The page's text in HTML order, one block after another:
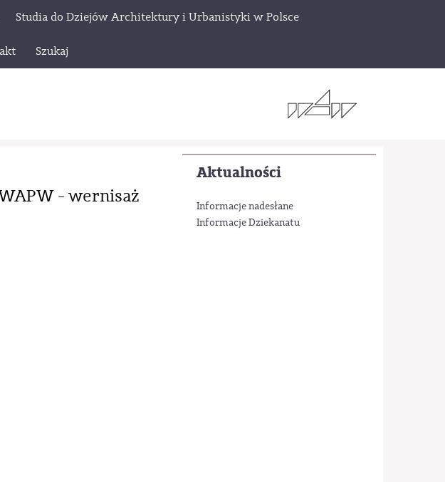
Studia do Dziejów Architektury i Urbanistyki w Polsce
Szukaj
Aktualności
Informacje nadesłane
Informacje Dziekanatu
- wernisaż